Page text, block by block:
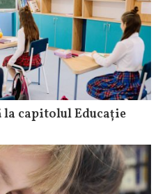
la capitolul Educație